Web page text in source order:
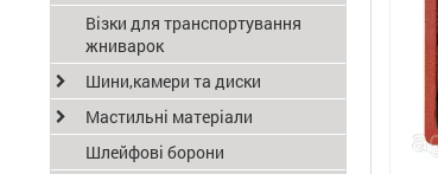
Візки для транспортування
жниварок
Шини,камери та диски
Мастильні матеріали
Шлейфові борони